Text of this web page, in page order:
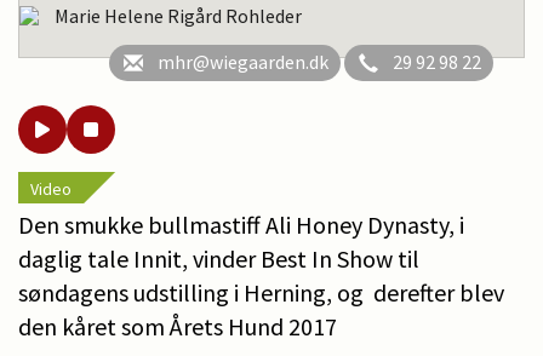
Marie Helene Rigård Rohleder
mhr@wiegaarden.dk
29 92 98 22
Video
Den smukke bullmastiff Ali Honey Dynasty, i
daglig tale Innit, vinder Best In Show til
søndagens udstilling i Herning, og derefter blev
den kåret som Årets Hund 2017